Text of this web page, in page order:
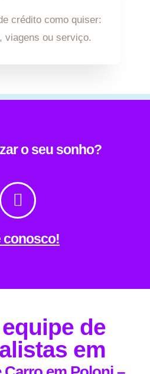
crédito como quiser:
viagens ou serviço.
o seu sonho?
conosco!
de
em